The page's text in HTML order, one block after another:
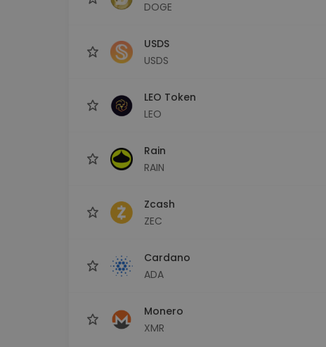
DOGE
USDS
USDS
LEO Token
LEO
Rain
RAIN
Zcash
ZEC
Cardano
ADA
Monero
XMR